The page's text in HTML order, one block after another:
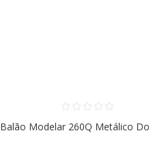
Balão Modelar 260Q Metálico